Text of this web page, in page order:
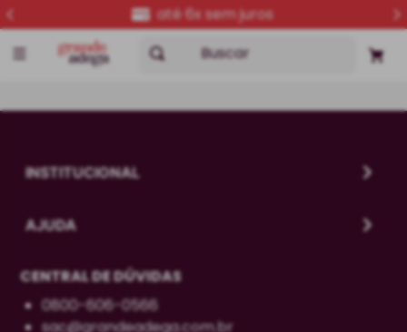
até 6x sem juros
Buscar
INSTITUCIONAL
AJUDA
CENTRAL DE DÚVIDAS
0800-606-0566
sac@grandeadega.com.br